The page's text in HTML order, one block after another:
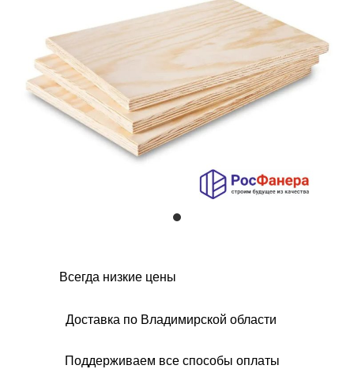
Всегда низкие цены
Доставка по Владимирской области
Поддерживаем все способы оплаты